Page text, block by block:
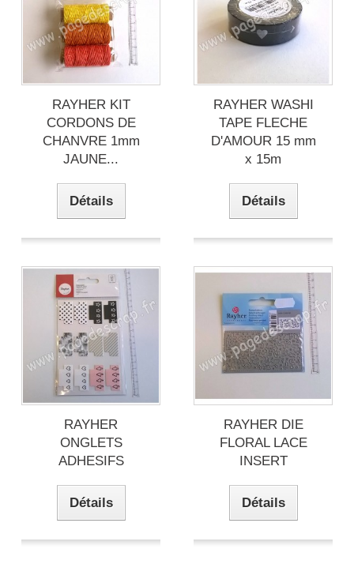
RAYHER KIT
CORDONS DE
CHANVRE 1mm
JAUNE...
Détails
RAYHER WASHI
TAPE FLECHE
D'AMOUR 15 mm
x 15m
Détails
RAYHER
ONGLETS
ADHESIFS
Détails
RAYHER DIE
FLORAL LACE
INSERT
Détails